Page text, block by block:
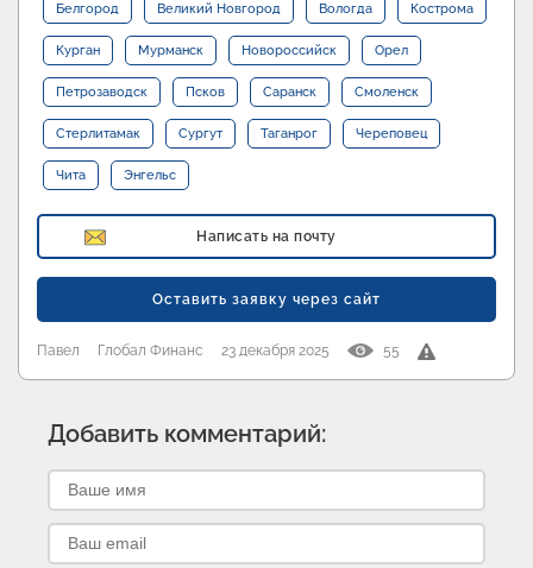
Белгород Великий Новгород Вологда Кострома
Курган Мурманск Новороссийск Орел
Петрозаводск Псков Саранск Смоленск
Стерлитамак Сургут Таганрог Череповец
Чита Энгельс
Написать на почту
Оставить заявку через сайт
Павел Глобал Финанс 23 декабря 2025 55
Добавить комментарий: